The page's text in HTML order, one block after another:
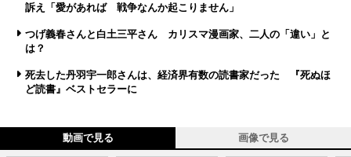
訴え「愛があれば 戦争なんか起こりません」
つげ義春さんと白土三平さん カリスマ漫画家、二人の「違い」と
は？
死去した丹羽宇一郎さんは、経済界有数の読書家だった 『死ぬほ
ど読書』ベストセラーに
動画で見る 画像で見る